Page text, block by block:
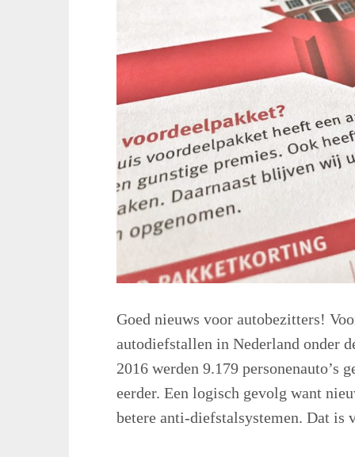
Goed nieuws voor autobezitters!
autodiefstallen in Nederland onder
2016 werden 9.179 personenauto’s
eerder. Een logisch gevolg want
betere anti-diefstalsystemen. Dat is